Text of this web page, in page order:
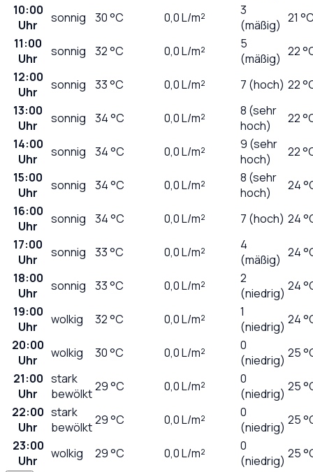
10:00
Uhr
sonnig 30°C 0,0L/m²
3
(mäßig) 21
11:00
Uhr
sonnig 32°C 0,0L/m²
5
(mäßig) 22
12:00
Uhr
sonnig 33°C 0,0L/m² 7 (hoch) 22
13:00
Uhr
sonnig 34°C 0,0L/m²
8 (sehr
hoch)
22
14:00
Uhr
sonnig 34°C 0,0L/m²
9 (sehr
hoch)
22
15:00
Uhr
sonnig 34°C 0,0L/m²
8 (sehr
hoch)
24
16:00
Uhr
sonnig 34°C 0,0L/m² 7 (hoch) 24
17:00
Uhr
sonnig 33°C 0,0L/m²
4
(mäßig) 24
18:00
Uhr
sonnig 33°C 0,0L/m²
2
(niedrig) 24
19:00
Uhr
wolkig 32°C 0,0L/m²
1
(niedrig) 24
20:00
Uhr
wolkig 30°C 0,0L/m²
0
(niedrig) 25
21:00
Uhr
stark
bewölkt29°C 0,0L/m²
0
(niedrig) 25
22:00
Uhr
stark
bewölkt29°C 0,0L/m²
0
(niedrig) 25
23:00
Uhr
wolkig 29°C 0,0L/m²
0
(niedrig) 25